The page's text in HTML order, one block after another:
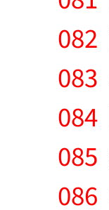
082
083
084
085
086